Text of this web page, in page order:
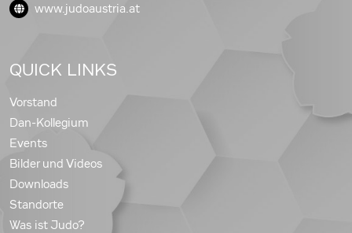
www.judoaustria.at
QUICK LINKS
Vorstand
Dan-Kollegium
Events
Bilder und Videos
Downloads
Standorte
Was ist Judo?